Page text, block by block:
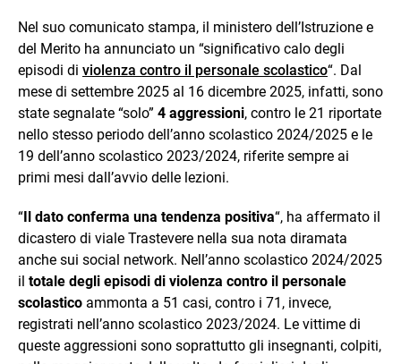
Nel suo comunicato stampa, il ministero dell’Istruzione e
del Merito ha annunciato un “significativo calo degli
episodi di violenza contro il personale scolastico“. Dal
mese di settembre 2025 al 16 dicembre 2025, infatti, sono
state segnalate “solo” 4 aggressioni, contro le 21 riportate
nello stesso periodo dell’anno scolastico 2024/2025 e le
19 dell’anno scolastico 2023/2024, riferite sempre ai
primi mesi dall’avvio delle lezioni.
“Il dato conferma una tendenza positiva“, ha affermato il
dicastero di viale Trastevere nella sua nota diramata
anche sui social network. Nell’anno scolastico 2024/2025
il totale degli episodi di violenza contro il personale
scolastico ammonta a 51 casi, contro i 71, invece,
registrati nell’anno scolastico 2023/2024. Le vittime di
queste aggressioni sono soprattutto gli insegnanti, colpiti,